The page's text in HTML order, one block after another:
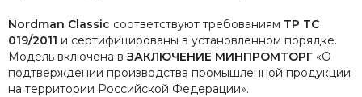
Nordman Classic соответствуют требованиям ТР ТС
019/2011 и сертифицированы в установленном порядке.
Модель включена в ЗАКЛЮЧЕНИЕ МИНПРОМТОРГ «О
подтверждении производства промышленной продукции
на территории Российской Федерации».